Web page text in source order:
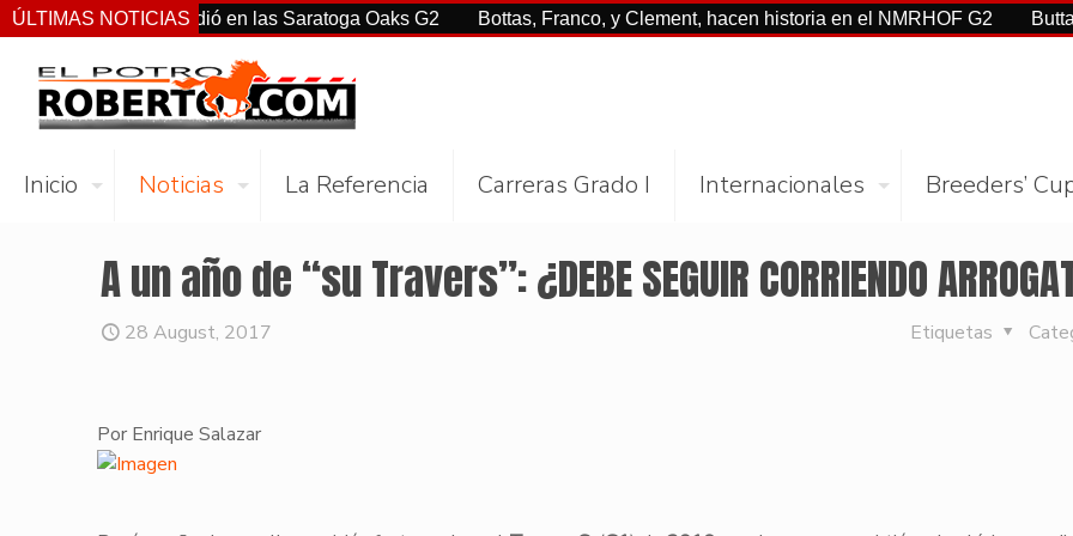
ÚLTIMAS NOTICIAS
Jr. sorprendió en las Saratoga Oaks G2 Bottas, Franco, y Clement, hacen historia en el NMRHOF G2 Buttah con
Inicio Noticias La Referencia Carreras Grado I Internacionales Breeders’
A un año de “su Travers”: ¿DEBE SEGUIR CORRIENDO
28 August, 2017 Etiquetas
Por Enrique Salazar